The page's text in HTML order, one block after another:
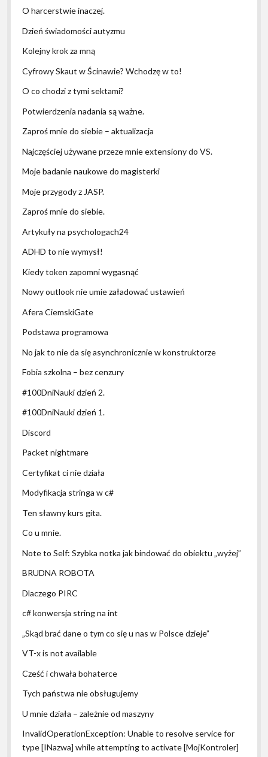
O harcerstwie inaczej.
Dzień świadomości autyzmu
Kolejny krok za mną
Cyfrowy Skaut w Ścinawie? Wchodzę w to!
O co chodzi z tymi sektami?
Potwierdzenia nadania są ważne.
Zaproś mnie do siebie – aktualizacja
Najczęściej używane przeze mnie extensiony do VS.
Moje badanie naukowe do magisterki
Moje przygody z JASP.
Zaproś mnie do siebie.
Artykuły na psychologach24
ADHD to nie wymysł!
Kiedy token zapomni wygasnąć
Nowy outlook nie umie załadować ustawień
Afera CiemskiGate
Podstawa programowa
No jak to nie da się asynchronicznie w konstruktorze
Fobia szkolna – bez cenzury
#100DniNauki dzień 2.
#100DniNauki dzień 1.
Discord
Packet nightmare
Certyfikat ci nie działa
Modyfikacja stringa w c#
Ten sławny kurs gita.
Co u mnie.
Note to Self: Szybka notka jak bindować do obiektu „wyżej”
BRUDNA ROBOTA
Dlaczego PIRC
c# konwersja string na int
„Skąd brać dane o tym co się u nas w Polsce dzieje”
VT-x is not available
Cześć i chwała bohaterce
Tych państwa nie obsługujemy
U mnie działa – zależnie od maszyny
InvalidOperationException: Unable to resolve service for
type [INazwa] while attempting to activate [MojKontroler]